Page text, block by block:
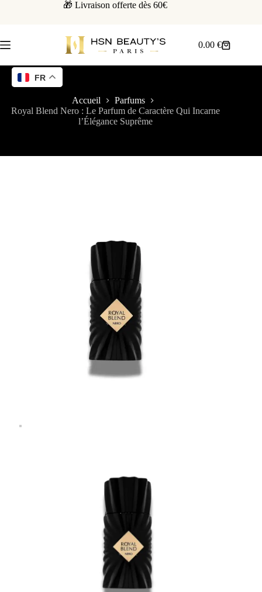
🎁 Livraison offerte dès 60€
0.00€
Accueil
Parfums
Royal Blend Nero : Le Parfum de Caractère Qui Incarne
l’Élégance Suprême
FR